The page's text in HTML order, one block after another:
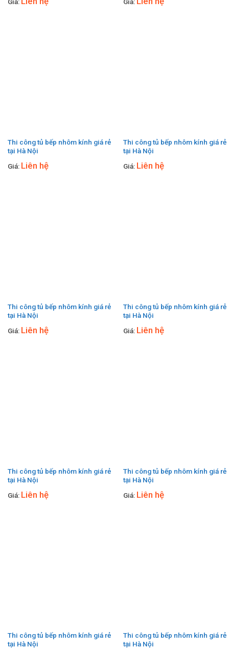
Giá: Giá:
Thi công tủ bếp nhôm kính giá rẻ
tại Hà Nội
Giá: Liên hệ
Thi công tủ bếp nhôm kính giá rẻ
tại Hà Nội
Giá: Liên hệ
Thi công tủ bếp nhôm kính giá rẻ
tại Hà Nội
Giá: Liên hệ
Thi công tủ bếp nhôm kính giá rẻ
tại Hà Nội
Giá: Liên hệ
Thi công tủ bếp nhôm kính giá rẻ
tại Hà Nội
Giá: Liên hệ
Thi công tủ bếp nhôm kính giá rẻ
tại Hà Nội
Giá: Liên hệ
Thi công tủ bếp nhôm kính giá rẻ
tại Hà Nội
Thi công tủ bếp nhôm kính giá rẻ
tại Hà Nội